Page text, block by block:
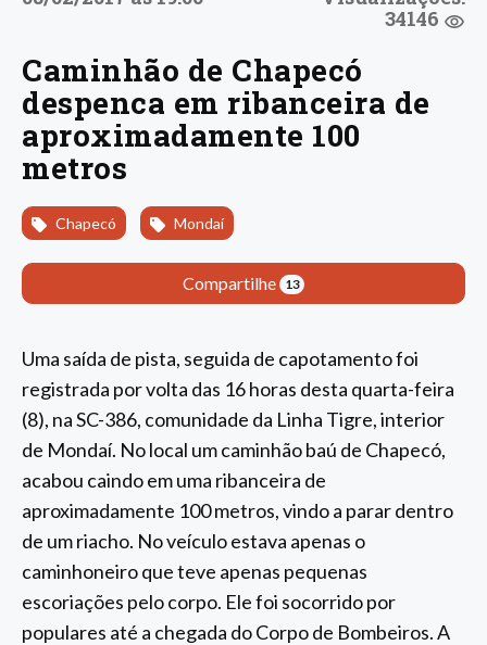
34146
Caminhão de Chapecó
despenca em ribanceira de
aproximadamente 100
metros
Chapecó Mondaí
Compartilhe 13
Uma saída de pista, seguida de capotamento foi
registrada por volta das 16 horas desta quarta-feira
(8), na SC-386, comunidade da Linha Tigre, interior
de Mondaí. No local um caminhão baú de Chapecó,
acabou caindo em uma ribanceira de
aproximadamente 100 metros, vindo a parar dentro
de um riacho. No veículo estava apenas o
caminhoneiro que teve apenas pequenas
escoriações pelo corpo. Ele foi socorrido por
populares até a chegada do Corpo de Bombeiros. A